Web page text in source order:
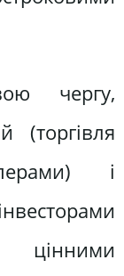
чергу,
(торгівля
і